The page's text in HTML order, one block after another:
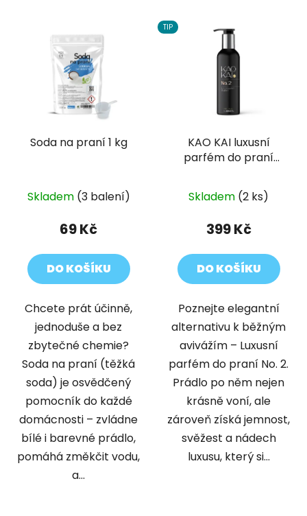
Soda na praní 1 kg
Skladem (3 balení)
69 Kč
DO KOŠÍKU
Chcete prát účinně,
jednoduše a bez
zbytečné chemie?
Soda na praní (těžká
soda) je osvědčený
pomocník do každé
domácnosti – zvládne
bílé i barevné prádlo,
pomáhá změkčit vodu,
a...
TIP
KAO KAI luxusní
parfém do praní
francouzskou vůní No.
2 150 ml
Skladem (2 ks)
399 Kč
DO KOŠÍKU
Poznejte elegantní
alternativu k běžným
avivážím – Luxusní
parfém do praní No. 2.
Prádlo po něm nejen
krásně voní, ale
zároveň získá jemnost,
svěžest a nádech
luxusu, který si...